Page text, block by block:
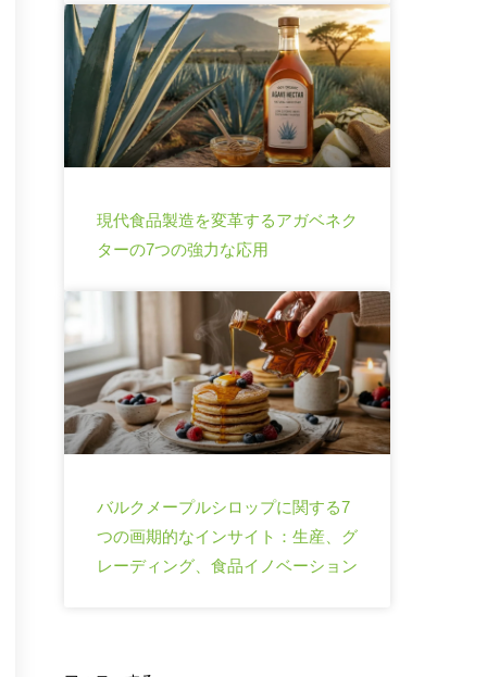
現代食品製造を変革するアガベネク
ターの7つの強力な応用
バルクメープルシロップに関する7
つの画期的なインサイト：生産、グ
レーディング、食品イノベーション